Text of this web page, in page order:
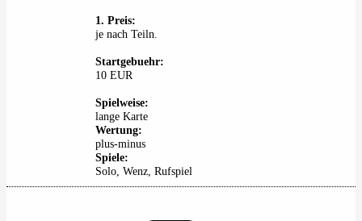
1. Preis:
je nach Teiln.
Startgebuehr:
10 EUR
Spielweise:
lange Karte
Wertung:
plus-minus
Spiele:
Solo, Wenz, Rufspiel